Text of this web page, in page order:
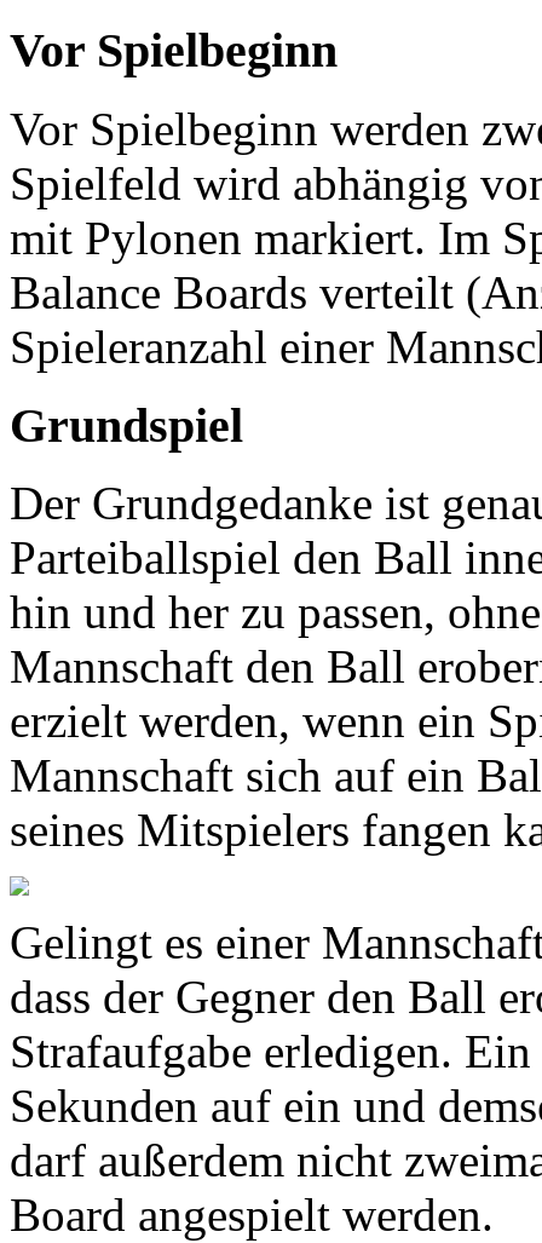
Vor Spielbeginn
Vor Spielbeginn werden
Spielfeld wird abhängig
mit Pylonen markiert. Im
Balance Boards verteilt
Spieleranzahl einer
Grundspiel
Der Grundgedanke ist
Parteiballspiel den Ball
hin und her zu passen,
Mannschaft den Ball
erzielt werden, wenn ein
Mannschaft sich auf ein
seines Mitspielers fangen
Gelingt es einer
dass der Gegner den Ball
Strafaufgabe erledigen.
Sekunden auf ein und
darf außerdem nicht
Board angespielt werden.